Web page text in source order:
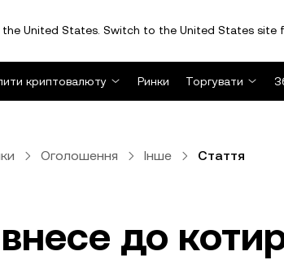
the United States. Switch to the United States site
криптовалюту
Ринки Торгувати
Оголошення Інше Стаття
до